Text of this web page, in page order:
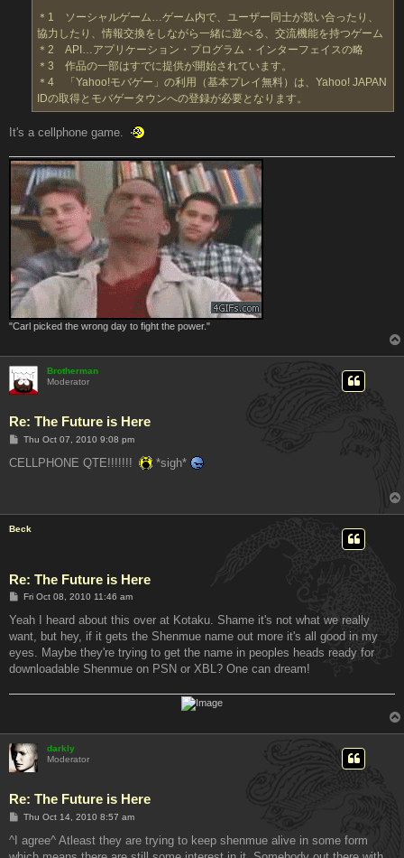
＊1 ソーシャルゲーム…ゲーム内で、ユーザー同士が競い合ったり、
協力したり、情報交換をしながら一緒に遊べる、交流機能を持つゲーム
＊2 API…アプリケーション・プログラム・インターフェイスの略
＊3 作品の一部はすでに提供が開始されています。
＊4 「Yahoo!モバゲー」の利用（基本プレイ無料）は、Yahoo! JAPAN
IDの取得とモバゲータウンへの登録が必要となります。
It's a cellphone game.
"Carl picked the wrong day to fight the power."
Brotherman
Moderator
Re: The Future is Here
P
s
Thu Oct 07, 2010 9:08 pm
CELLPHONE QTE!!!!!!! *sigh*
Beck
Re: The Future is Here
P
s
Fri Oct 08, 2010 11:46 am
Yeah I heard about this over at Kotaku. Shame it's not what we really
want, but hey, if it gets the Shenmue name out more it's all good in my
eyes. Maybe they're trying to get the name in peoples heads ready for
downloadable Shenmue on PSN or XBL? One can dream!
darkly
Moderator
Re: The Future is Here
P
s
Thu Oct 14, 2010 8:57 am
^I agree^ Atleast they are trying to keep shenmue alive in some form